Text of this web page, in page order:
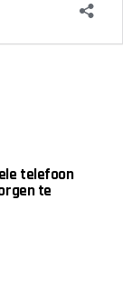
telefoon
te